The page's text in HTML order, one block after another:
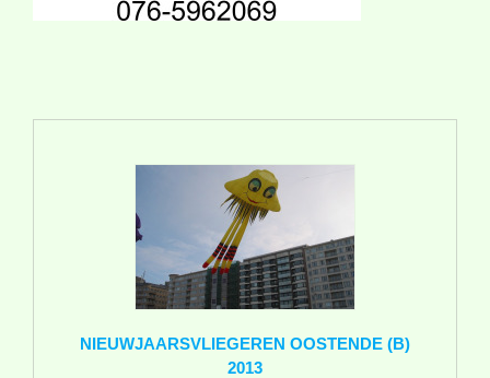
NIEUWJAARSVLIEGEREN OOSTENDE (B)
2013